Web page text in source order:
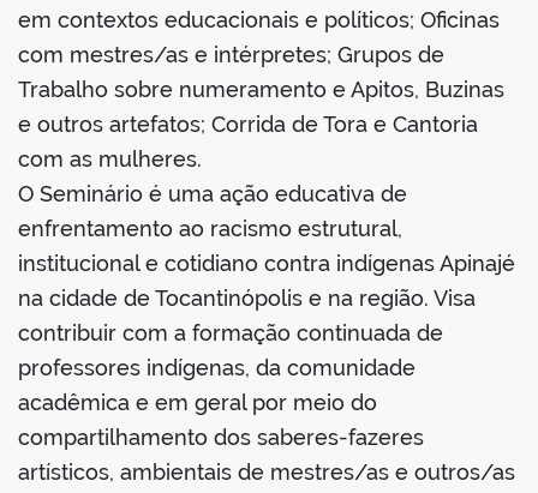
portal
em contextos educacionais e políticos; Oficinas
com mestres/as e intérpretes; Grupos de
Trabalho sobre numeramento e Apitos, Buzinas
e outros artefatos; Corrida de Tora e Cantoria
com as mulheres.
O Seminário é uma ação educativa de
enfrentamento ao racismo estrutural,
institucional e cotidiano contra indígenas Apinajé
na cidade de Tocantinópolis e na região. Visa
contribuir com a formação continuada de
professores indígenas, da comunidade
acadêmica e em geral por meio do
compartilhamento dos saberes-fazeres
artísticos, ambientais de mestres/as e outros/as